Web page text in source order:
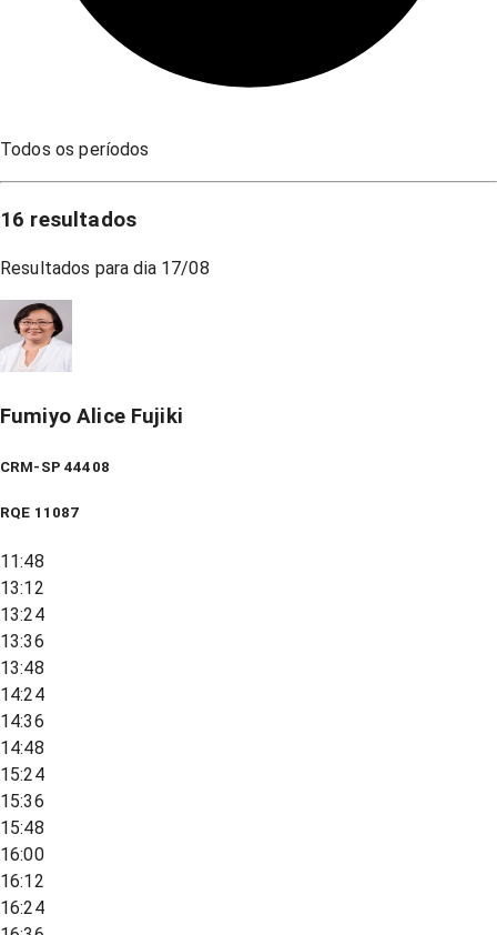
Todos os períodos
16 resultados
Resultados para dia 17/08
Fumiyo Alice Fujiki
CRM-SP 44408
RQE 11087
11:48
13:12
13:24
13:36
13:48
14:24
14:36
14:48
15:24
15:36
15:48
16:00
16:12
16:24